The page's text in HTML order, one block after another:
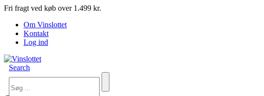
Fri fragt ved køb over 1.499 kr.
Om Vinslottet
Kontakt
Log ind
Search